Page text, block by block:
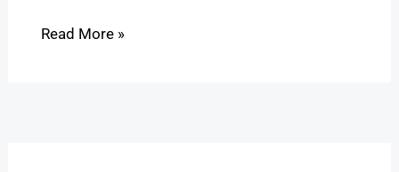
Read More »